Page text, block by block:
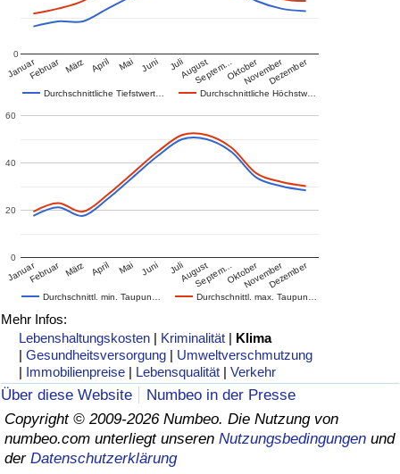
Durchschnittliche Tiefstwert… Durchschnittliche Höchstw…
JanuarFebruar März April Mai Juni JuliAugustSeptem…OktoberNovemberDezember
0
Durchschnittl. min. Taupun… Durchschnittl. max. Taupun…
JanuarFebruar März April Mai Juni JuliAugustSeptem…OktoberNovemberDezember
0
20
40
60
Mehr Infos:
Lebenshaltungskosten | Kriminalität | Klima
|Gesundheitsversorgung | Umweltverschmutzung
| Immobilienpreise | Lebensqualität |Verkehr
Über diese Website
Numbeo in der Presse
Copyright © 2009-2026 Numbeo. Die Nutzung von
numbeo.com unterliegt unseren Nutzungsbedingungen und
der Datenschutzerklärung